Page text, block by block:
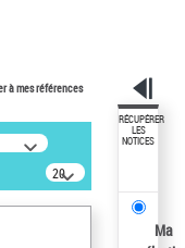
à mes références
20
résultats/page
RÉCUPÉRER
LES
NOTICES
Ma